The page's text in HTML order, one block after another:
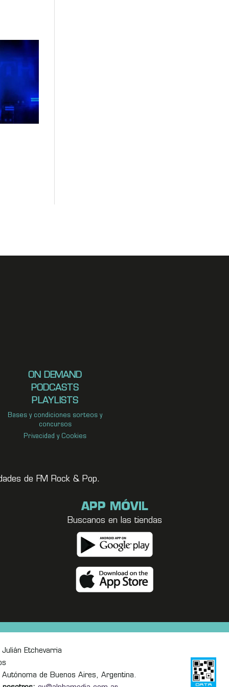
ON DEMAND
PODCASTS
PLAYLISTS
Bases y condiciones sorteos y
concursos
Privacidad y Cookies
de FM Rock & Pop.
APP MÓVIL
Buscanos en las tiendas
Julián Etchevarria
de Buenos Aires, Argentina.